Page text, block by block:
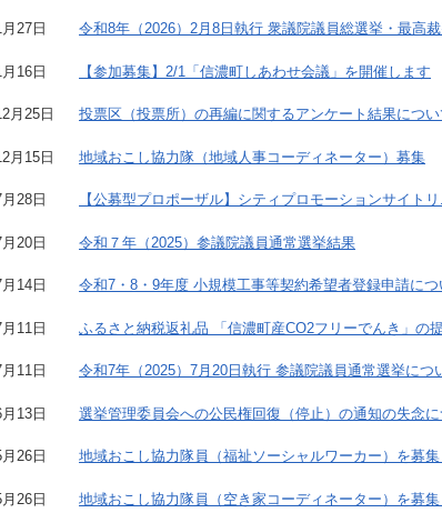
27日 令和8年（2026）2月8日執行 衆議院議員総選挙・最高
16日 【参加募集】2/1「信濃町しあわせ会議」を開催します
月25日 投票区（投票所）の再編に関するアンケート結果につい
月15日 地域おこし協力隊（地域人事コーディネーター）募集
28日 【公募型プロポーザル】シティプロモーションサイト
20日 令和７年（2025）参議院議員通常選挙結果
14日 令和7・8・9年度 小規模工事等契約希望者登録申請につ
11日 ふるさと納税返礼品 「信濃町産CO2フリーでんき」の
11日 令和7年（2025）7月20日執行 参議院議員通常選挙につ
13日 選挙管理委員会への公民権回復（停止）の通知の失念
26日 地域おこし協力隊員（福祉ソーシャルワーカー）を募
26日 地域おこし協力隊員（空き家コーディネーター）を募